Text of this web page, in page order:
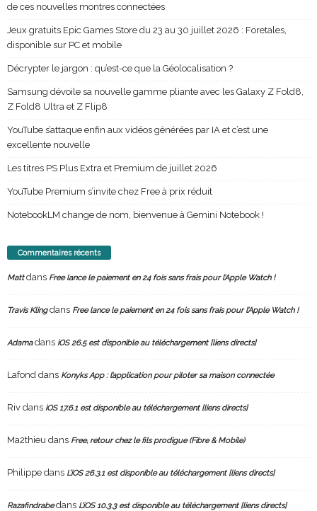
de ces nouvelles montres connectées
Jeux gratuits Epic Games Store du 23 au 30 juillet 2026 : Foretales,
disponible sur PC et mobile
Décrypter le jargon : qu’est-ce que la Géolocalisation ?
Samsung dévoile sa nouvelle gamme pliante avec les Galaxy Z Fold8,
Z Fold8 Ultra et Z Flip8
YouTube s’attaque enfin aux vidéos générées par IA et c’est une
excellente nouvelle
Les titres PS Plus Extra et Premium de juillet 2026
YouTube Premium s’invite chez Free à prix réduit
NotebookLM change de nom, bienvenue à Gemini Notebook !
Commentaires récents
Mattdans Free lance le paiement en 24 fois sans frais pour l’Apple Watch !
Travis Klingdans Free lance le paiement en 24 fois sans frais pour l’Apple Watch !
Adamadans iOS 26.5 est disponible au téléchargement [liens directs]
Lafond dans Konyks App : l’application pour piloter sa maison connectée
Riv dans iOS 17.6.1 est disponible au téléchargement [liens directs]
Ma2thieu dans Free, retour chez le fils prodigue (Fibre & Mobile)
Philippe dans L’iOS 26.3.1 est disponible au téléchargement [liens directs]
Razafindrabedans L’iOS 10.3.3 est disponible au téléchargement [liens directs]